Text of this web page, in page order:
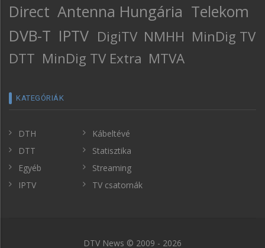
Direct Antenna Hungária Telekom
DVB-T IPTV DigiTV NMHH MinDig TV
DTT MinDig TV Extra MTVA
KATEGÓRIÁK
DTH
DTT
Egyéb
IPTV
Kábeltévé
Statisztika
Streaming
TV csatornák
DTV News © 2009 - 2026